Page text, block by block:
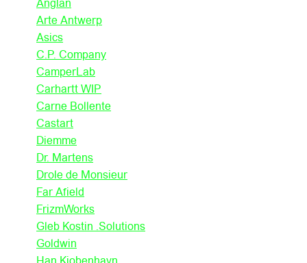
Anglan
Arte Antwerp
Asics
C.P. Company
CamperLab
Carhartt WIP
Carne Bollente
Castart
Diemme
Dr. Martens
Drole de Monsieur
Far Afield
FrizmWorks
Gleb Kostin .Solutions
Goldwin